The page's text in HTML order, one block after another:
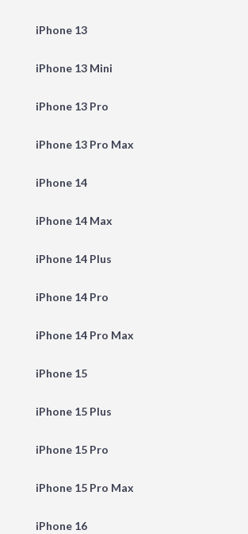
iPhone 13
iPhone 13 Mini
iPhone 13 Pro
iPhone 13 Pro Max
iPhone 14
iPhone 14 Max
iPhone 14 Plus
iPhone 14 Pro
iPhone 14 Pro Max
iPhone 15
iPhone 15 Plus
iPhone 15 Pro
iPhone 15 Pro Max
iPhone 16